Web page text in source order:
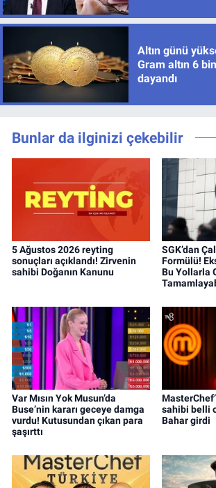
Altın günü
Gram altın 6
dayandı
Bunlar da ilginizi çekebilir
5 Ağustos 2026 reyting
sonuçları açıklandı! Zirvenin
sahibi Doğanın Kanunu
SGK’dan
Formülü!
Bu Yollarla
Var Mısın Yok Musun’da
Buse’nin kararı geceye damga
vurdu! Kutusundan çıkan para
şaşırttı
sahibi belli
Bahar girdi